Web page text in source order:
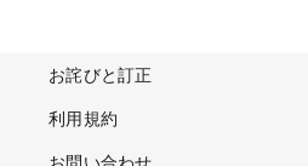
お詫びと訂正
利用規約